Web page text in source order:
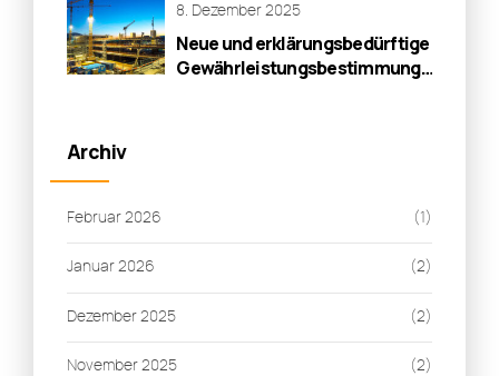
8. Dezember 2025
Neue und erklärungsbedürftige
Gewährleistungsbestimmungen
Archiv
Februar 2026 (1)
Januar 2026 (2)
Dezember 2025 (2)
November 2025 (2)